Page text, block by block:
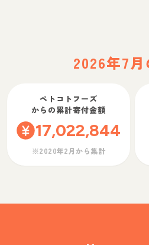
2026年7
ペトコトフーズ
からの累計寄付金額
17,022,844
※2020年2月から集計